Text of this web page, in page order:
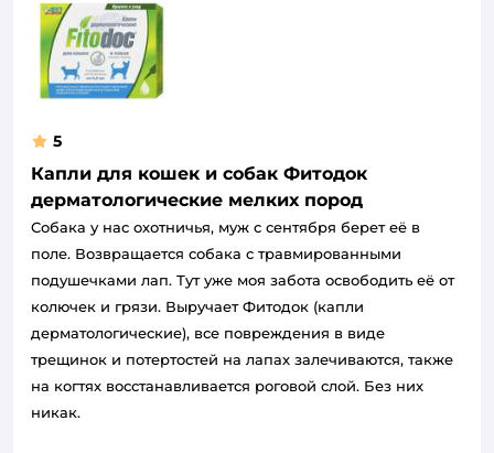
5
Капли для кошек и собак Фитодок
дерматологические мелких пород
Собака у нас охотничья, муж с сентября берет её в
поле. Возвращается собака с травмированными
подушечками лап. Тут уже моя забота освободить её от
колючек и грязи. Выручает Фитодок (капли
дерматологические), все повреждения в виде
трещинок и потертостей на лапах залечиваются, также
на когтях восстанавливается роговой слой. Без них
никак.